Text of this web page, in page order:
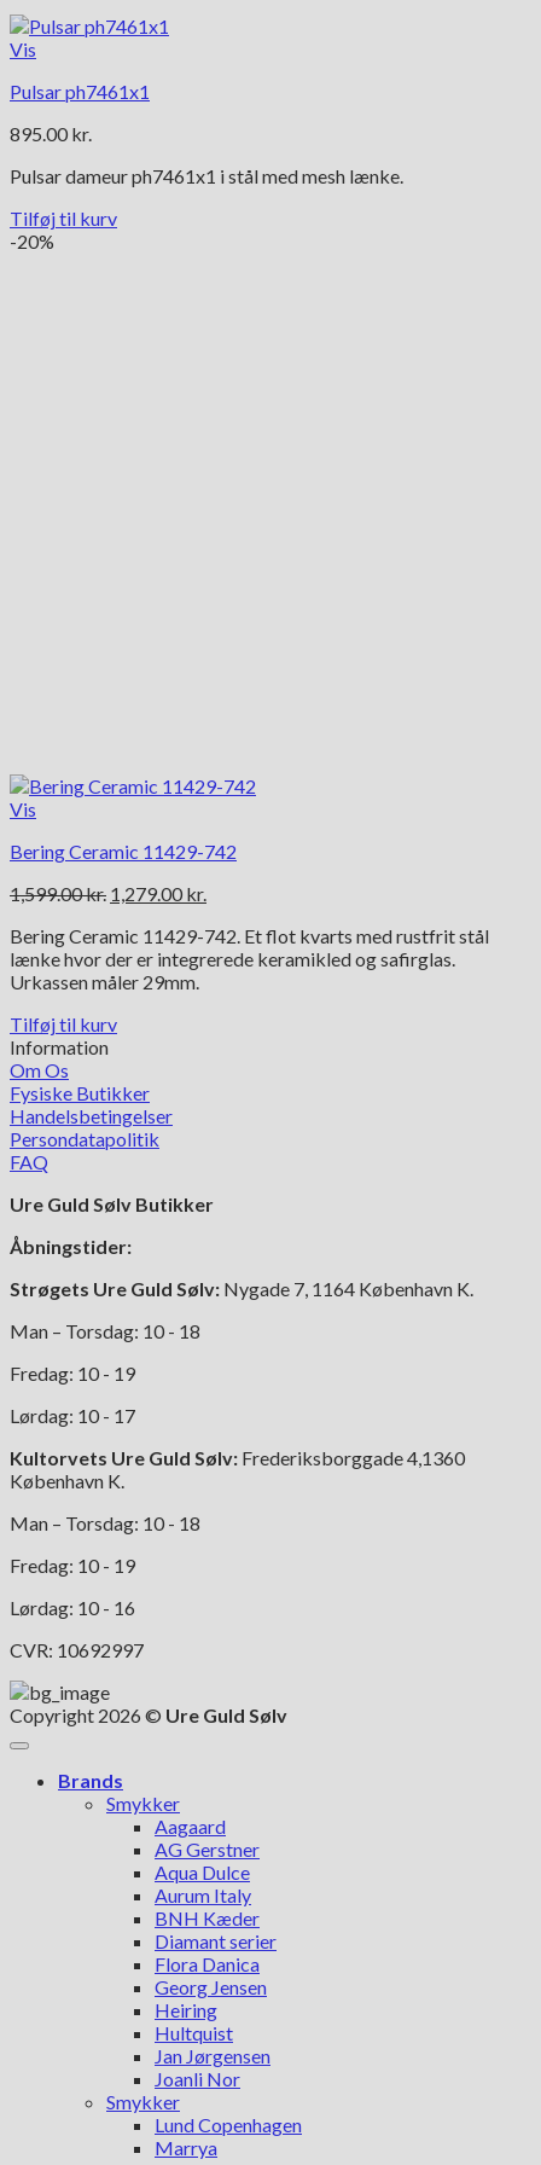
Vis
Pulsar ph7461x1
895.00 kr.
Pulsar dameur ph7461x1 i stål med mesh lænke.
Tilføj til kurv
-20%
Vis
Bering Ceramic 11429-742
1,599.00kr. Den
pris
var:
1,599.00 kr..
1,279.00 kr.
pris
er:
Bering Ceramic 11429-742. Et flot kvarts med rustfrit stål
lænke hvor der er integrerede keramikled og safirglas.
Urkassen måler 29mm.
Tilføj til kurv
Information
Om Os
Fysiske Butikker
Handelsbetingelser
Persondatapolitik
FAQ
Ure Guld Sølv Butikker
Åbningstider:
Strøgets Ure Guld Sølv: Nygade 7, 1164 København K.
Man – Torsdag: 10 - 18
Fredag: 10 - 19
Lørdag: 10 - 17
Kultorvets Ure Guld Sølv: Frederiksborggade 4,1360
København K.
Man – Torsdag: 10 - 18
Fredag: 10 - 19
Lørdag: 10 - 16
CVR: 10692997
Copyright 2026 © Ure Guld Sølv
Brands
Smykker
Aagaard
AG Gerstner
Aqua Dulce
Aurum Italy
BNH Kæder
Diamant serier
Flora Danica
Georg Jensen
Heiring
Hultquist
Jan Jørgensen
Joanli Nor
Smykker
Lund Copenhagen
Marrya